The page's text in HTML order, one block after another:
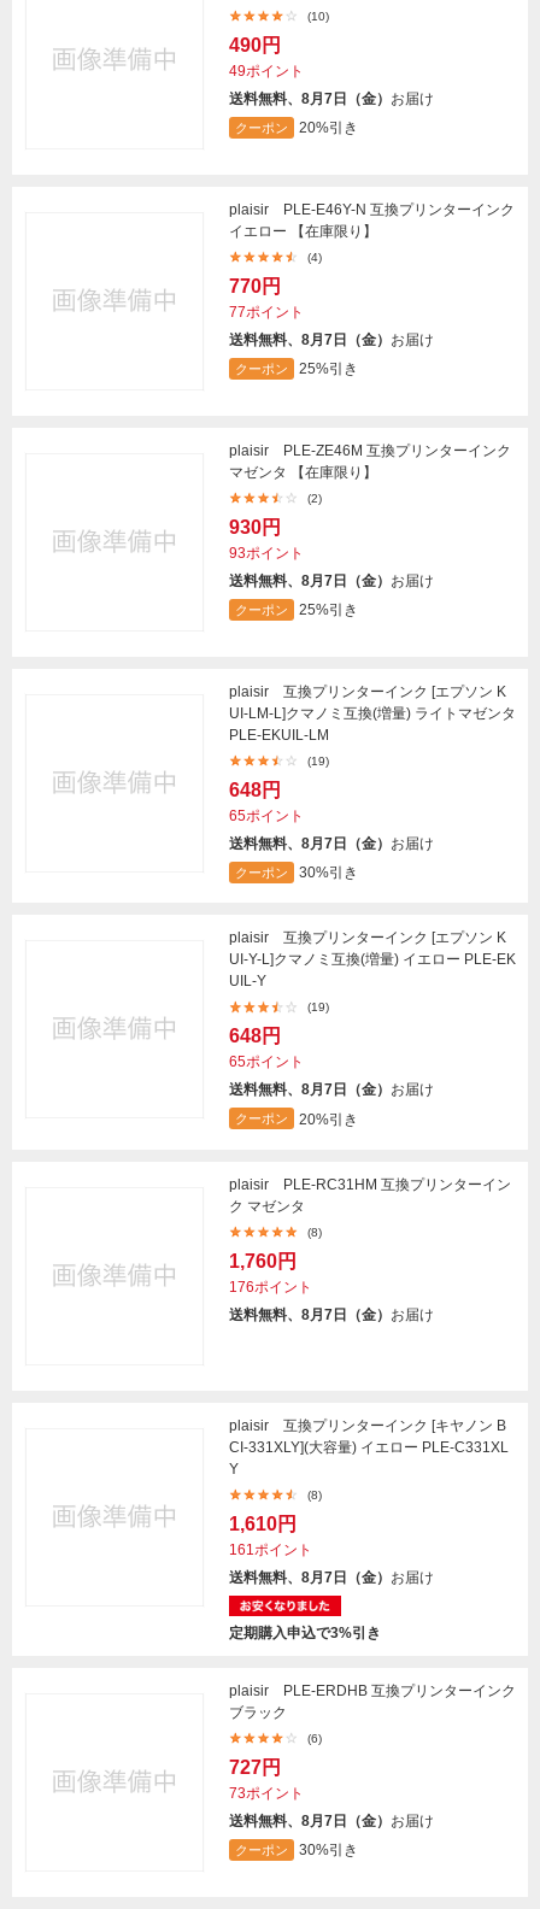
(10)
490円
49ポイント
送料無料、8月7日（金） お届け
クーポン 20%引き
plaisir PLE-E46Y-N 互換プリンターインク
イエロー 【在庫限り】
(4)
770円
77ポイント
送料無料、8月7日（金） お届け
クーポン 25%引き
plaisir PLE-ZE46M 互換プリンターインク
マゼンタ 【在庫限り】
(2)
930円
93ポイント
送料無料、8月7日（金） お届け
クーポン 25%引き
plaisir 互換プリンターインク [エプソン K
UI-LM-L]クマノミ互換(増量) ライトマゼンタ
PLE-EKUIL-LM
(19)
648円
65ポイント
送料無料、8月7日（金） お届け
クーポン 30%引き
plaisir 互換プリンターインク [エプソン K
UI-Y-L]クマノミ互換(増量) イエロー PLE-EK
UIL-Y
(19)
648円
65ポイント
送料無料、8月7日（金） お届け
クーポン 20%引き
plaisir PLE-RC31HM 互換プリンターイン
ク マゼンタ
(8)
1,760円
176ポイント
送料無料、8月7日（金） お届け
plaisir 互換プリンターインク [キヤノン B
CI-331XLY](大容量) イエロー PLE-C331XL
Y
(8)
1,610円
161ポイント
送料無料、8月7日（金） お届け
定期購入申込で3%引き
plaisir PLE-ERDHB 互換プリンターインク
ブラック
(6)
727円
73ポイント
送料無料、8月7日（金） お届け
クーポン 30%引き